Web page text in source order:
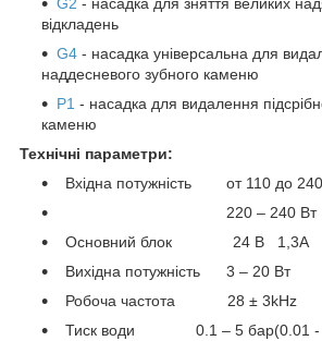
G2 - насадка для зняття великих
відкладень
G4 - насадка універсальна для
наддесневого зубного каменю
P1 - насадка для видалення
каменю
Технічні параметри:
Вхідна потужність от 110 до
220 – 240 Вт
Основний блок 24 В 1,3A
Вихідна потужність 3 – 20 Вт
Робоча частота 28 ± 3kHz
Тиск води 0.1 – 5 бар(0.01 -